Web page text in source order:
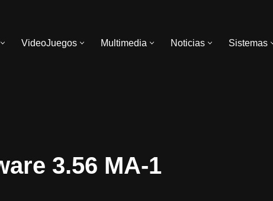
VideoJuegos Multimedia Noticias Sistemas
3.56 MA-1